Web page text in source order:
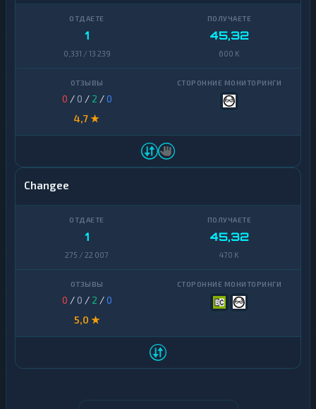
1
0,331 / 13 239
45,32
600 K
0 / 0 / 2 /0
4,7 ★
Changee
1
275 / 22 007
45,32
470 K
0 / 0 / 2 /0
5,0 ★